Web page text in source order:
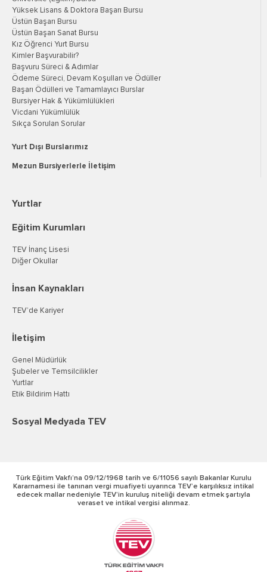
Yüksek Lisans & Doktora Başarı Bursu
Üstün Başarı Bursu
Üstün Başarı Sanat Bursu
Kız Öğrenci Yurt Bursu
Kimler Başvurabilir?
Başvuru Süreci & Adımlar
Ödeme Süreci, Devam Koşulları ve Ödüller
Başarı Ödülleri ve Tamamlayıcı Burslar
Bursiyer Hak & Yükümlülükleri
Vicdani Yükümlülük
Sıkça Sorulan Sorular
Yurt Dışı Burslarımız
Mezun Bursiyerlerle İletişim
Yurtlar
Eğitim Kurumları
TEV İnanç Lisesi
Diğer Okullar
İnsan Kaynakları
TEV’de Kariyer
İletişim
Genel Müdürlük
Şubeler ve Temsilcilikler
Yurtlar
Etik Bildirim Hattı
Sosyal Medyada TEV
Türk Eğitim Vakfı’na 09/12/1968 tarih ve 6/11056 sayılı Bakanlar Kurulu
Kararnamesi ile tanınan vergi muafiyeti uyarınca TEV’e karşılıksız intikal
edecek mallar nedeniyle TEV’in kuruluş niteliği devam etmek şartıyla
veraset ve intikal vergisi alınmaz.